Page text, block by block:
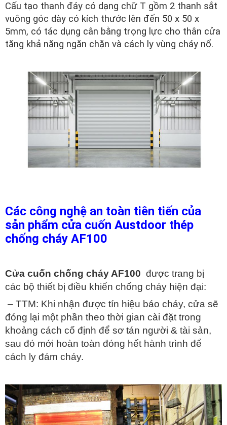
Cấu tạo thanh đáy có dạng chữ T gồm 2 thanh sắt
vuông góc dày có kích thước lên đến 50 x 50 x
5mm, có tác dụng cân bằng trọng lực cho thân cửa
tăng khả năng ngăn chặn và cách ly vùng cháy nổ.
Các công nghệ an toàn tiên tiến của
sản phẩm cửa cuốn Austdoor thép
chống cháy AF100
Cửa cuốn chống cháy AF100 được trang bị
các bộ thiết bị điều khiển chống cháy hiện đại:
– TTM: Khi nhận được tín hiệu báo cháy, cửa sẽ
đóng lại một phần theo thời gian cài đặt trong
khoảng cách cố định để sơ tán người & tài sản,
sau đó mới hoàn toàn đóng hết hành trình để
cách ly đám cháy.